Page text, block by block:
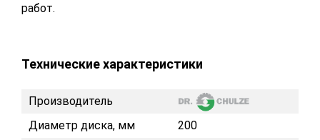
работ.
Технические характеристики
Производитель
Диаметр диска, мм
200